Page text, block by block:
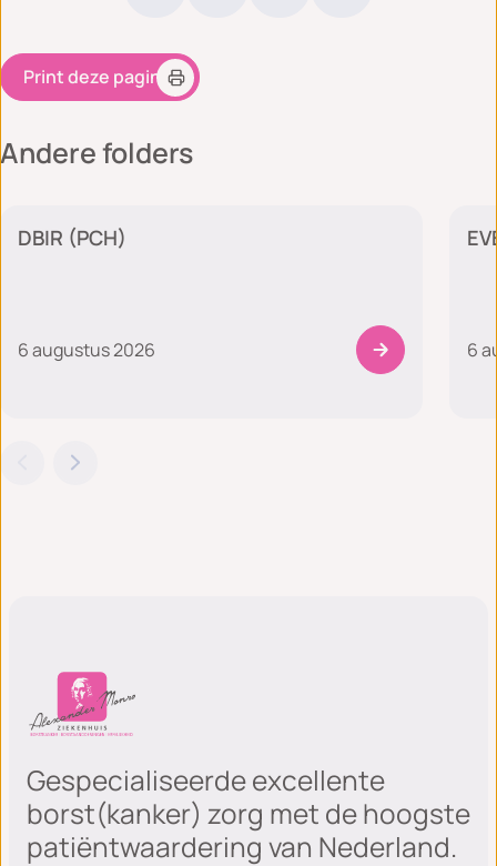
Print deze pagina
Andere folders
DBIR (PCH)
6 augustus 2026 6
Gespecialiseerde excellente
borst(kanker) zorg met de hoogste
patiëntwaardering van Nederland.